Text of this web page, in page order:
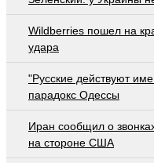
Wildberries пошел на
удара
"Русские действуют
парадокс Одессы
Иран сообщил о
на стороне США